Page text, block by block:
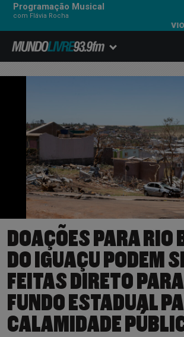
Programação Musical
com Flávia Rocha
VIOLET
DOAÇÕES PARA RIO
DO IGUAÇU PODEM
FEITAS DIRETO
FUNDO ESTADUAL
CALAMIDADE